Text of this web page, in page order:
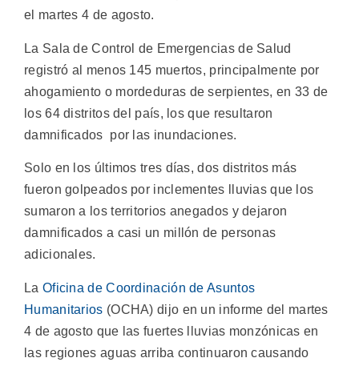
el martes 4 de agosto.
La Sala de Control de Emergencias de Salud
registró al menos 145 muertos, principalmente por
ahogamiento o mordeduras de serpientes, en 33 de
los 64 distritos del país, los que resultaron
damnificados por las inundaciones.
Solo en los últimos tres días, dos distritos más
fueron golpeados por inclementes lluvias que los
sumaron a los territorios anegados y dejaron
damnificados a casi un millón de personas
adicionales.
La Oficina de Coordinación de Asuntos
Humanitarios (OCHA) dijo en un informe del martes
4 de agosto que las fuertes lluvias monzónicas en
las regiones aguas arriba continuaron causando